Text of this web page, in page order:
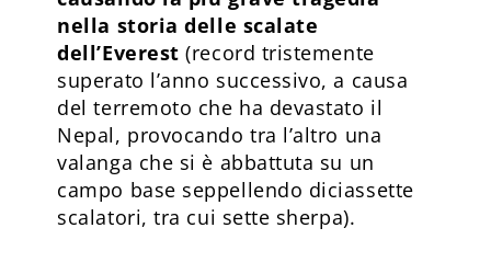
nella storia delle scalate
dell’Everest (record tristemente
superato l’anno successivo, a causa
del terremoto che ha devastato il
Nepal, provocando tra l’altro una
valanga che si è abbattuta su un
campo base seppellendo diciassette
scalatori, tra cui sette sherpa).